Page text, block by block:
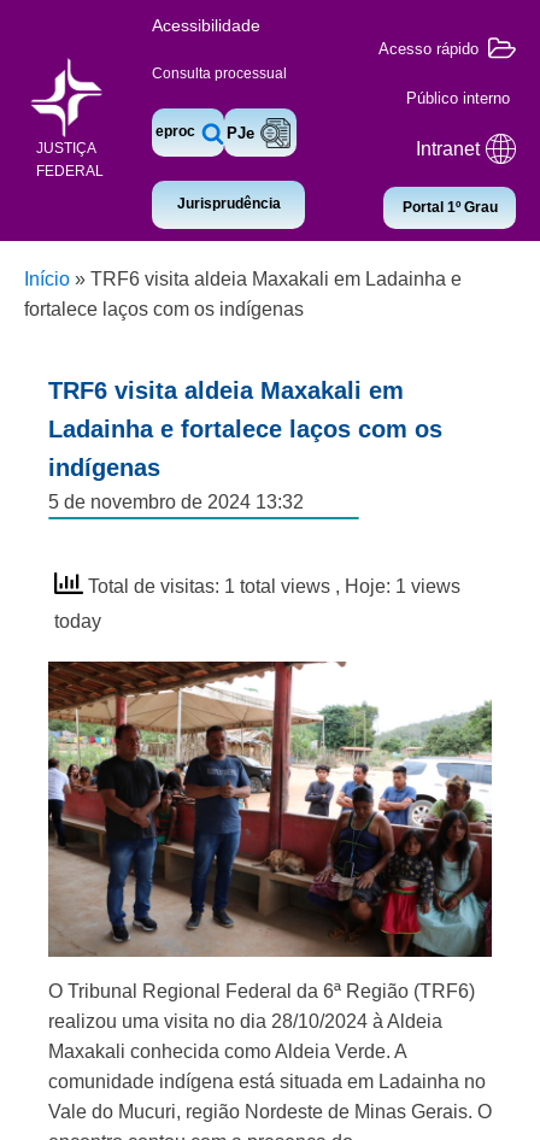
JUSTIÇA
FEDERAL
Acessibilidade
Consulta processual
eproc PJe
Jurisprudência
Acesso rápido
Público interno
Intranet
Portal 1º Grau
Início » TRF6 visita aldeia Maxakali em Ladainha e
fortalece laços com os indígenas
TRF6 visita aldeia Maxakali em
Ladainha e fortalece laços com os
indígenas
5 de novembro de 2024 13:32
Total de visitas: 1 total views , Hoje: 1 views
today
O Tribunal Regional Federal da 6ª Região (TRF6)
realizou uma visita no dia 28/10/2024 à Aldeia
Maxakali conhecida como Aldeia Verde. A
comunidade indígena está situada em Ladainha no
Vale do Mucuri, região Nordeste de Minas Gerais. O